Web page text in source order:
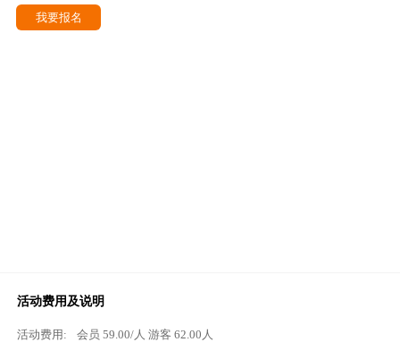
我要报名
活动费用及说明
活动费用: 会员59.00/人 游客62.00 人